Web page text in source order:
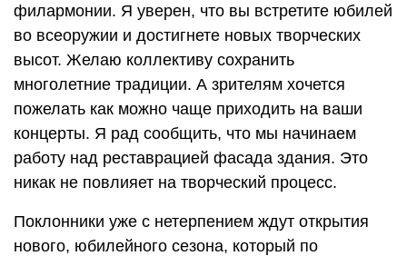
филармонии. Я уверен, что вы встретите юбилей
во всеоружии и достигнете новых творческих
высот. Желаю коллективу сохранить
многолетние традиции. А зрителям хочется
пожелать как можно чаще приходить на ваши
концерты. Я рад сообщить, что мы начинаем
работу над реставрацией фасада здания. Это
никак не повлияет на творческий процесс.
Поклонники уже с нетерпением ждут открытия
нового, юбилейного сезона, который по